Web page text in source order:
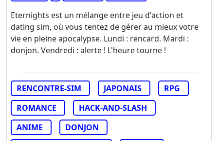
Eternights est un mélange entre jeu d'action et
dating sim, où vous tentez de gérer au mieux votre
vie en pleine apocalypse. Lundi : rencard. Mardi :
donjon. Vendredi : alerte ! L'heure tourne !
RENCONTRE-SIM JAPONAIS
RPG
ROMANCE
HACK-AND-SLASH
ANIME
DONJON